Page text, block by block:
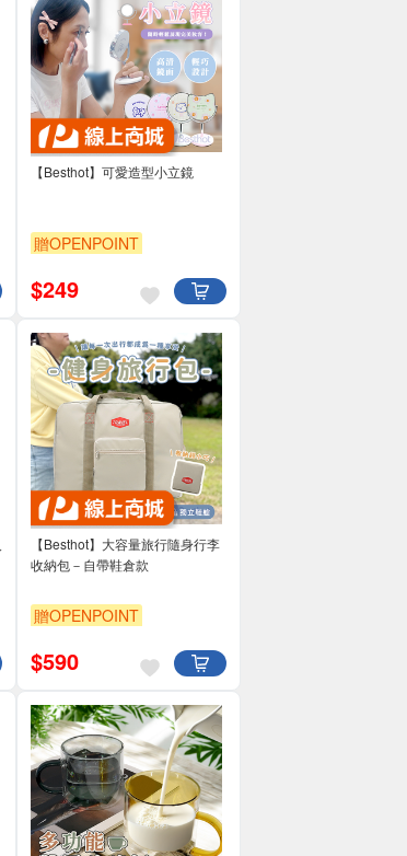
【Besthot】可愛造型小立鏡
贈OPENPOINT
$249
【Besthot】大容量旅行隨身行李
收納包－自帶鞋倉款
贈OPENPOINT
$590